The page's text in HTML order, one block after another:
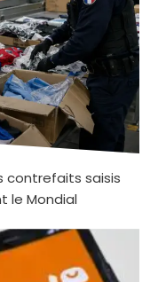
contrefaits saisis
le Mondial